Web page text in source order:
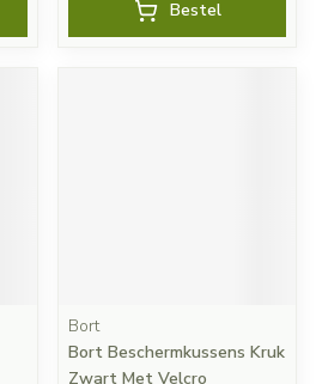
Bestel
Bort
Bort Beschermkussens Kruk
Zwart Met Velcro